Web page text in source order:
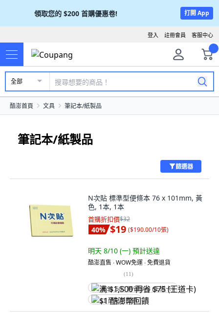
領取您的 $200 首購優惠卷! 打開 App
客服中心
註冊會員
登入
全部
酷澎首頁 文具 筆記本/紙製品
筆記本/紙製品
篩選器
N次貼 標準型便條本 76 x 101mm, 黃
色, 1本, 1本
首購折扣價$32
40% $19 ($190.00/10張)
明天 8/10 (一) 預計送達
酷澎直售 ∙ WOW免運 ∙ 免費退貨
(11)
满 $1,500 再省 $75 (王道卡)
$1 酷澎幣回饋